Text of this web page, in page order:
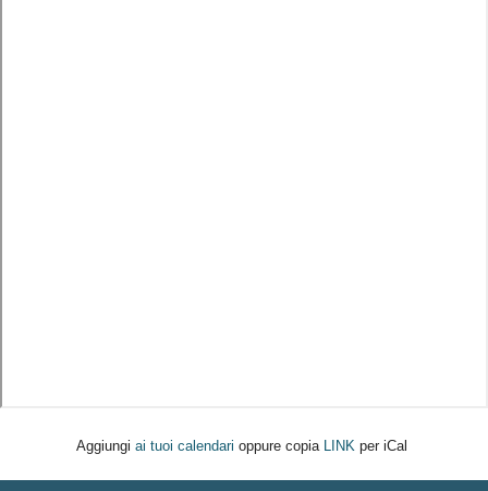
Aggiungi ai tuoi calendari oppure copia LINK per iCal